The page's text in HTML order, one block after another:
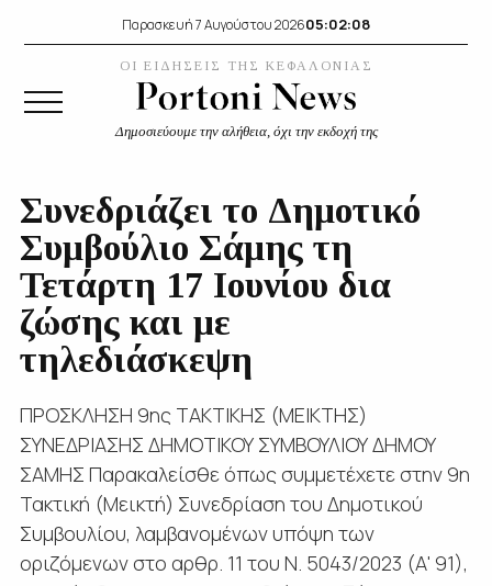
Παρασκευή 7 Αυγούστου 202605:02:09
ΟΙ ΕΙΔΗΣΕΙΣ ΤΗΣ ΚΕΦΑΛΟΝΙΑΣ
Δημοσιεύουμε την αλήθεια, όχι την εκδοχή της
Συνεδριάζει το Δημοτικό
Συμβούλιο Σάμης τη
Τετάρτη 17 Ιουνίου δια
ζώσης και με
τηλεδιάσκεψη
ΠΡΟΣΚΛΗΣΗ 9ης ΤΑΚΤΙΚΗΣ (ΜΕΙΚΤΗΣ)
ΣΥΝΕΔΡΙΑΣΗΣ ΔΗΜΟΤΙΚΟΥ ΣΥΜΒΟΥΛΙΟΥ ΔΗΜΟΥ
ΣΑΜΗΣ Παρακαλείσθε όπως συμμετέχετε στην 9η
Τακτική (Μεικτή) Συνεδρίαση του Δημοτικού
Συμβουλίου, λαμβανομένων υπόψη των
οριζόμενων στο αρθρ. 11 του Ν. 5043/2023 (Α' 91),